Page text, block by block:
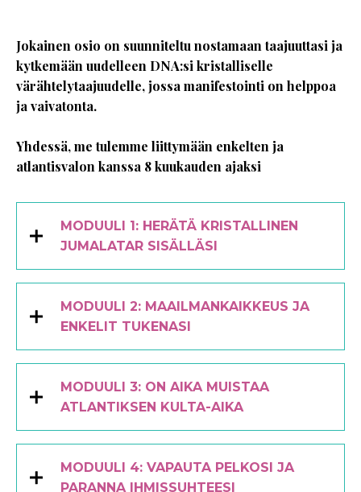
Jokainen osio on suunniteltu nostamaan taajuuttasi ja
kytkemään uudelleen DNA:si kristalliselle
värähtelytaajuudelle, jossa manifestointi on helppoa
ja vaivatonta.
Yhdessä, me tulemme liittymään enkelten ja
atlantisvalon kanssa 8 kuukauden ajaksi
MODUULI 1: HERÄTÄ KRISTALLINEN
JUMALATAR SISÄLLÄSI
MODUULI 2: MAAILMANKAIKKEUS JA
ENKELIT TUKENASI
MODUULI 3: ON AIKA MUISTAA
ATLANTIKSEN KULTA-AIKA
MODUULI 4: VAPAUTA PELKOSI JA
PARANNA IHMISSUHTEESI